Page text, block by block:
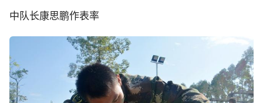
中队长康思鹏作表率